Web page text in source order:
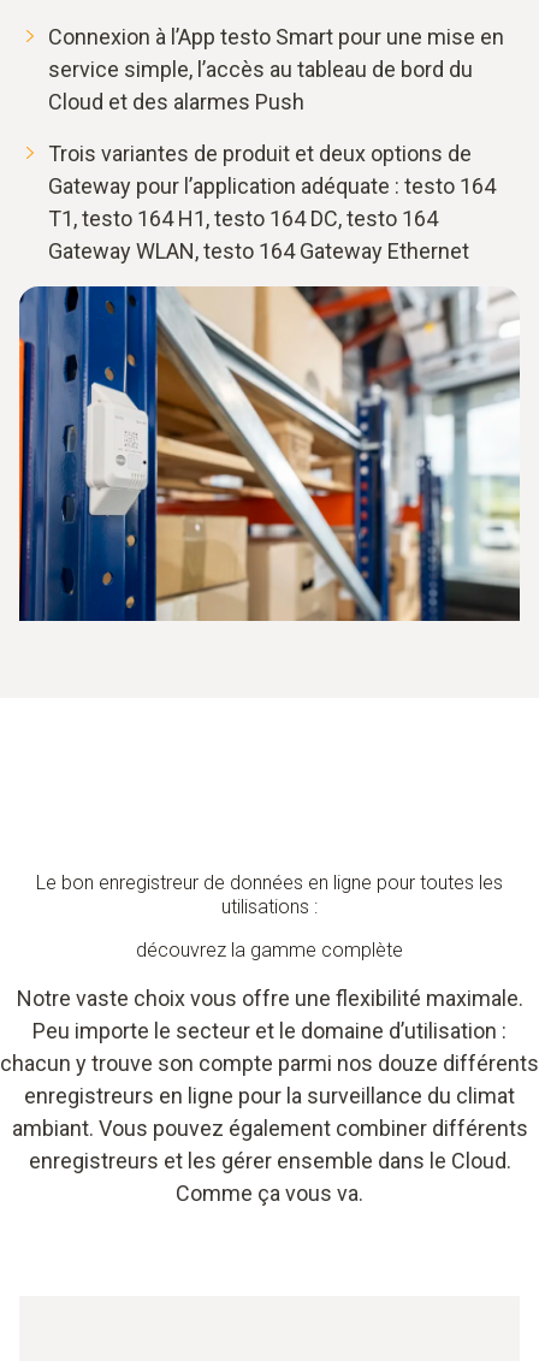
Connexion à l’App testo Smart pour une mise en
service simple, l’accès au tableau de bord du
Cloud et des alarmes Push
Trois variantes de produit et deux options de
Gateway pour l’application adéquate : testo 164
T1, testo 164 H1, testo 164 DC, testo 164
Gateway WLAN, testo 164 Gateway Ethernet
Le bon enregistreur de données en ligne pour toutes les
utilisations :
découvrez la gamme complète
Notre vaste choix vous offre une flexibilité maximale.
Peu importe le secteur et le domaine d’utilisation :
chacun y trouve son compte parmi nos douze différents
enregistreurs en ligne pour la surveillance du climat
ambiant. Vous pouvez également combiner différents
enregistreurs et les gérer ensemble dans le Cloud.
Comme ça vous va.